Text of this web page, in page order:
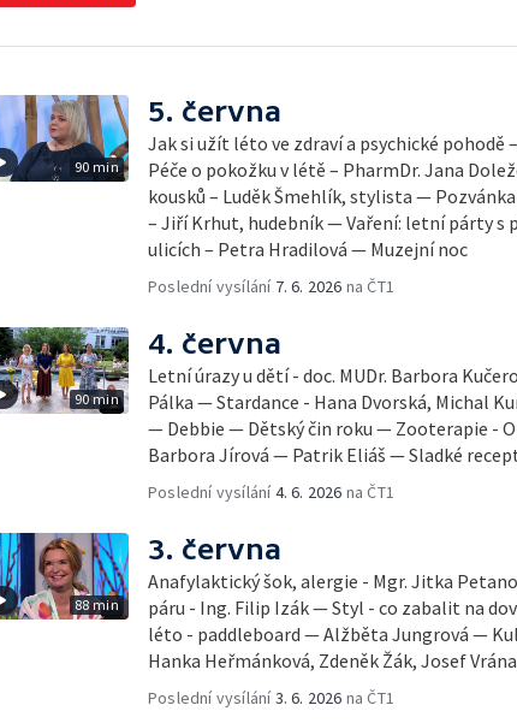
90 min
5. června
Jak si užít léto ve zdraví a psychické pohodě
Péče o pokožku v létě – PharmDr. Jana
kousků – Luděk Šmehlík, stylista —
– Jiří Krhut, hudebník — Vaření: letní párty s
ulicích – Petra Hradilová — Muzejní noc
Poslední vysílání 7. 6. 2026 na ČT1
90 min
4. června
Letní úrazy u dětí - doc. MUDr. Barbora
Pálka — Stardance - Hana Dvorská, Michal
— Debbie — Dětský čin roku — Zooterapie -
Barbora Jírová — Patrik Eliáš — Sladké
Poslední vysílání4. 6. 2026 na ČT1
88 min
3. června
Anafylaktický šok, alergie - Mgr. Jitka
páru - Ing. Filip Izák — Styl - co zabalit na
léto - paddleboard — Alžběta Jungrová —
Hanka Heřmánková, Zdeněk Žák, Josef Vrána
Poslední vysílání3. 6. 2026 na ČT1